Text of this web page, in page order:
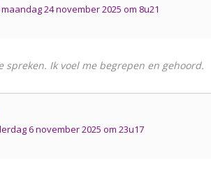
24 november 2025 om 8u21
spreken. Ik voel me begrepen en gehoord.
6 november 2025 om 23u17